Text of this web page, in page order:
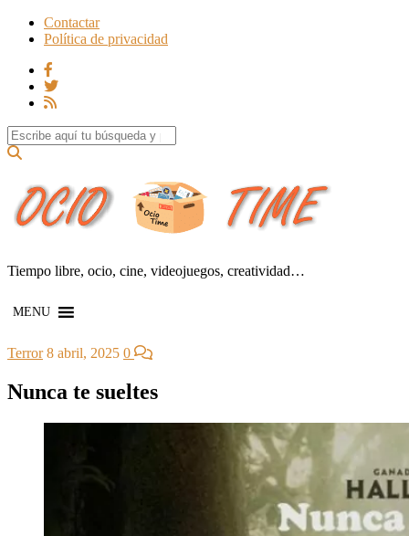
Contactar
Política de privacidad
Search for:
Tiempo libre, ocio, cine, videojuegos, creatividad…
MENU
Terror 8 abril, 2025 0
Nunca te sueltes